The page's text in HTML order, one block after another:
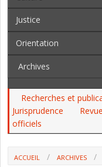
Justice
Orientation
Archives
Recherches et
Jurisprudence
officiels
ACCUEIL ARCHIVES